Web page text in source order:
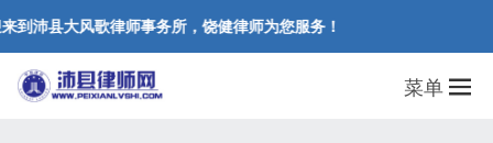
到沛县大风歌律师事务所，饶健律师为您服务！
菜单